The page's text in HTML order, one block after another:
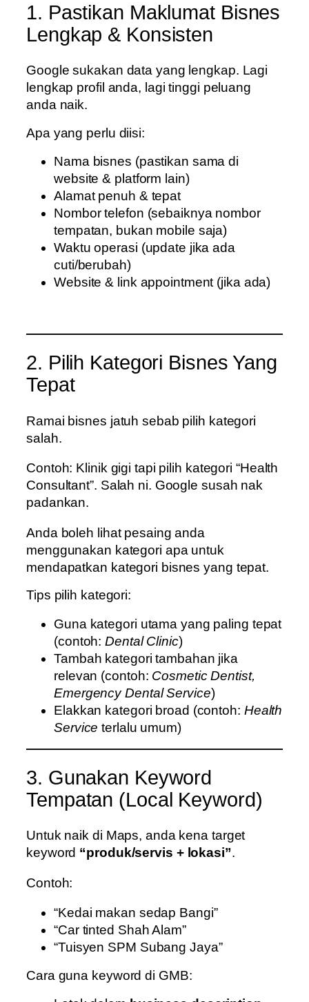
1. Pastikan Maklumat Bisnes
Lengkap & Konsisten
Google sukakan data yang lengkap. Lagi
lengkap profil anda, lagi tinggi peluang
anda naik.
Apa yang perlu diisi:
Nama bisnes (pastikan sama di
website & platform lain)
Alamat penuh & tepat
Nombor telefon (sebaiknya nombor
tempatan, bukan mobile saja)
Waktu operasi (update jika ada
cuti/berubah)
Website & link appointment (jika ada)
2. Pilih Kategori Bisnes Yang
Tepat
Ramai bisnes jatuh sebab pilih kategori
salah.
Contoh: Klinik gigi tapi pilih kategori “Health
Consultant”. Salah ni. Google susah nak
padankan.
Anda boleh lihat pesaing anda
menggunakan kategori apa untuk
mendapatkan kategori bisnes yang tepat.
Tips pilih kategori:
Guna kategori utama yang paling tepat
(contoh:Dental Clinic)
Tambah kategori tambahan jika
relevan (contoh: Cosmetic Dentist,
Emergency Dental Service)
Elakkan kategori broad (contoh: Health
Service terlalu umum)
3. Gunakan Keyword
Tempatan (Local Keyword)
Untuk naik di Maps, anda kena target
keyword “produk/servis + lokasi”.
Contoh:
“Kedai makan sedap Bangi”
“Car tinted Shah Alam”
“Tuisyen SPM Subang Jaya”
Cara guna keyword di GMB: